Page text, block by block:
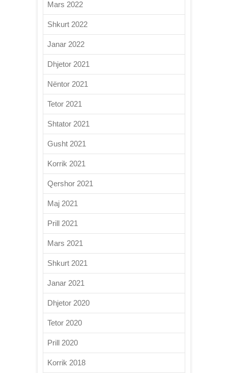
Mars 2022
Shkurt 2022
Janar 2022
Dhjetor 2021
Nëntor 2021
Tetor 2021
Shtator 2021
Gusht 2021
Korrik 2021
Qershor 2021
Maj 2021
Prill 2021
Mars 2021
Shkurt 2021
Janar 2021
Dhjetor 2020
Tetor 2020
Prill 2020
Korrik 2018